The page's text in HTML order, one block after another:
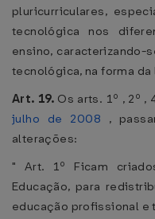
pluricurriculares,
tecnológica nos
ensino, caracterizando-
tecnológica, na forma
Art. 19. Os arts. 1º , 2º ,
julho de 2008 ,
alterações:
" Art. 1º Ficam
Educação, para
educação profissional e